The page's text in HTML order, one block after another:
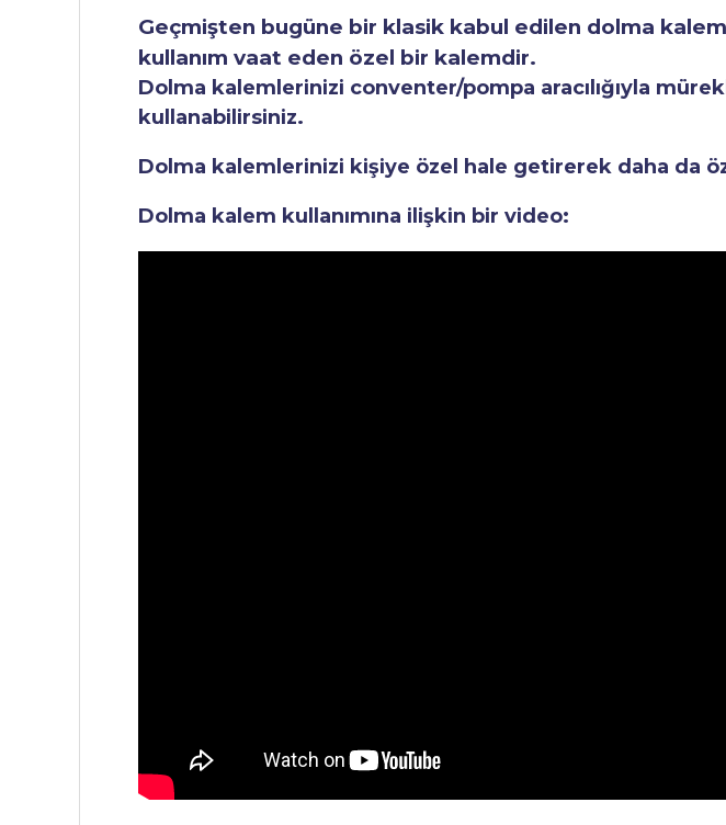
Geçmişten bugüne bir klasik kabul edilen dolma
kullanım vaat eden özel bir kalemdir.
Dolma kalemlerinizi conventer/pompa aracılığıyla
kullanabilirsiniz.
Dolma kalemlerinizi kişiye özel hale getirerek daha da
Dolma kalem kullanımına ilişkin bir video: